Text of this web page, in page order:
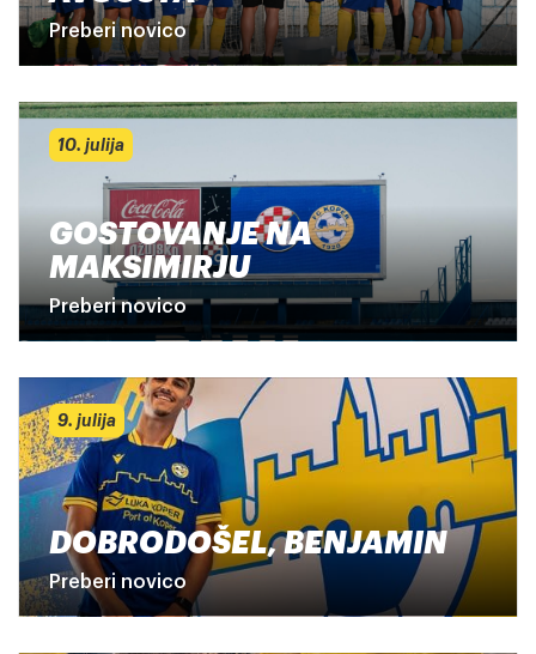
Preberi novico
10. julija
GOSTOVANJE NA
MAKSIMIRJU
Preberi novico
9. julija
DOBRODOŠEL, BENJAMIN
Preberi novico